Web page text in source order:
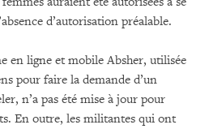
d’autorisation préalable.
en ligne et mobile Absher, utilisée
pour faire la demande d’un
n’a pas été mise à jour pour
En outre, les militantes qui ont